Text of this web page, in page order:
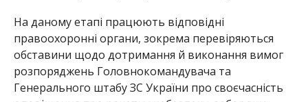
На даному етапі працюють відповідні
правоохоронні органи, зокрема перевіряються
обставини щодо дотримання й виконання вимог
розпоряджень Головнокомандувача та
Генерального штабу ЗС України про своєчасність